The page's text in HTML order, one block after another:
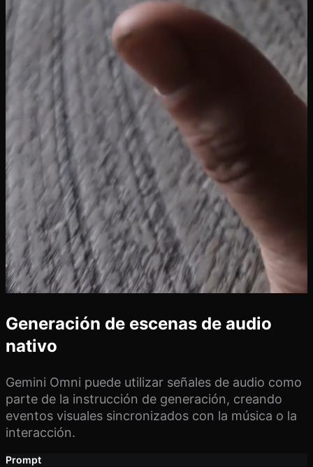
Generación de escenas de audio
nativo
Gemini Omni puede utilizar señales de audio como
parte de la instrucción de generación, creando
eventos visuales sincronizados con la música o la
interacción.
Prompt